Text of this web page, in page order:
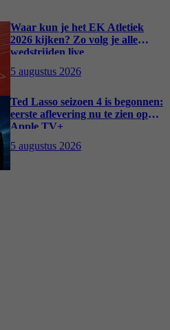
Waar kun je het EK Atletiek
2026 kijken? Zo volg je alle
wedstrijden live
5 augustus 2026
Ted Lasso seizoen 4 is begonnen:
eerste aflevering nu te zien op
Apple TV+
5 augustus 2026